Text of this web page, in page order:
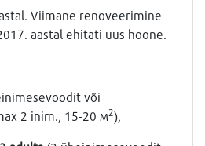
Viimane renoveerimine
aastal ehitati uus hoone.
või
2 inim., 15-20 м2),